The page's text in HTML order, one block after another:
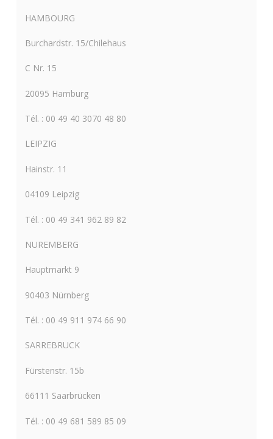
HAMBOURG
Burchardstr. 15/Chilehaus
C Nr. 15
20095 Hamburg
Tél. : 00 49 40 3070 48 80
LEIPZIG
Hainstr. 11
04109 Leipzig
Tél. : 00 49 341 962 89 82
NUREMBERG
Hauptmarkt 9
90403 Nürnberg
Tél. : 00 49 911 974 66 90
SARREBRUCK
Fürstenstr. 15b
66111 Saarbrücken
Tél. : 00 49 681 589 85 09